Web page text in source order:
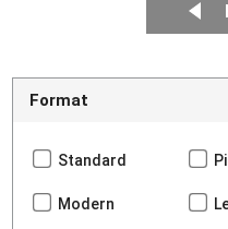
Format
Standard
Modern